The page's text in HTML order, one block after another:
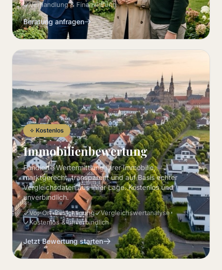
Verhandlung & Finanzierung
Beratung anfragen
Kostenlos
Immobilienbewertung
Fundierte Wertermittlung Ihrer Immobilie,
marktgerecht, transparent und auf Basis echter
Vergleichsdaten aus Ihrer Lage. Kostenlos und
unverbindlich.
Vor-Ort-Besichtigung
Vergleichswertanalyse
Kostenlos & unverbindlich
Jetzt Bewertung starten